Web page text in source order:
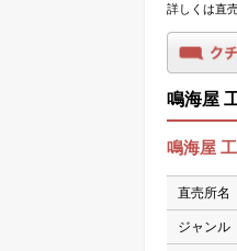
詳しくは直
鳴海屋
鳴海屋
直売所名
ジャンル